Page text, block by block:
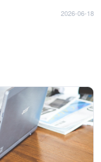
2026-06-18